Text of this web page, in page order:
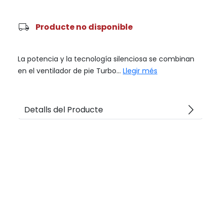
local_shipping Producte no disponible
La potencia y la tecnología silenciosa se combinan
en el ventilador de pie Turbo... Llegir més
Detalls del Producte arrow_forward_ios